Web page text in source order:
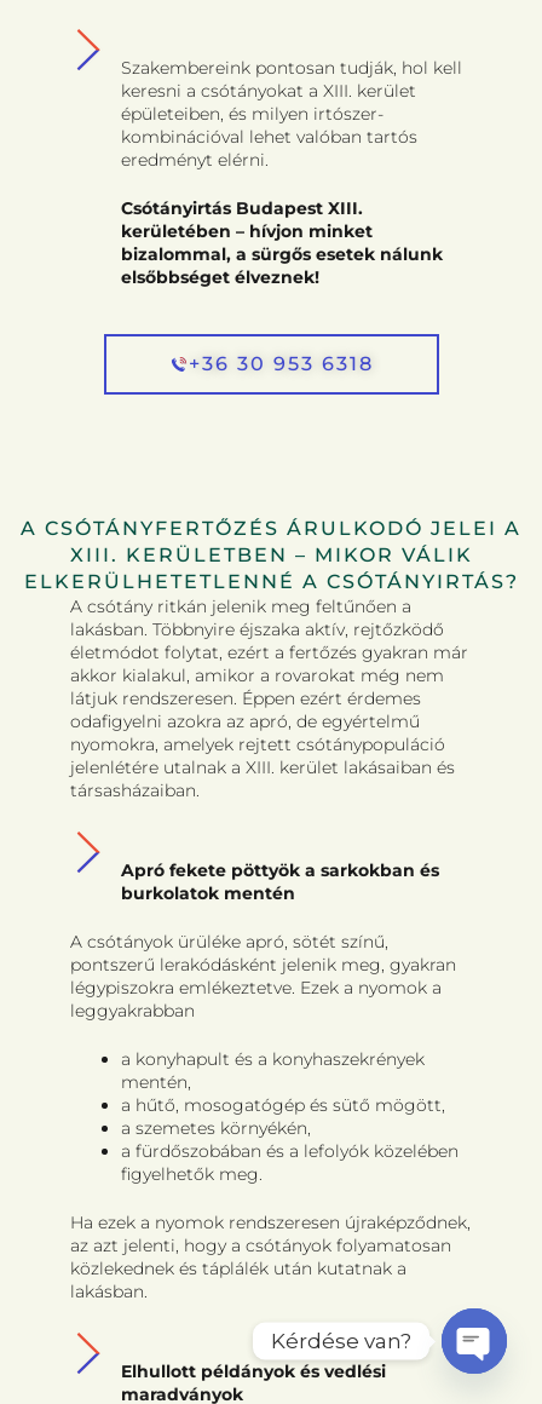
Szakembereink pontosan tudják, hol kell
keresni a csótányokat a XIII. kerület
épületeiben, és milyen irtószer-
kombinációval lehet valóban tartós
eredményt elérni.
Csótányirtás Budapest XIII.
kerületében – hívjon minket
bizalommal, a sürgős esetek nálunk
elsőbbséget élveznek!
+36 30 953 6318
A CSÓTÁNYFERTŐZÉS ÁRULKODÓ JELEI A
XIII. KERÜLETBEN – MIKOR VÁLIK
ELKERÜLHETETLENNÉ A CSÓTÁNYIRTÁS?
A csótány ritkán jelenik meg feltűnően a
lakásban. Többnyire éjszaka aktív, rejtőzködő
életmódot folytat, ezért a fertőzés gyakran már
akkor kialakul, amikor a rovarokat még nem
látjuk rendszeresen. Éppen ezért érdemes
odafigyelni azokra az apró, de egyértelmű
nyomokra, amelyek rejtett csótánypopuláció
jelenlétére utalnak a XIII. kerület lakásaiban és
társasházaiban.
Apró fekete pöttyök a sarkokban és
burkolatok mentén
A csótányok ürüléke apró, sötét színű,
pontszerű lerakódásként jelenik meg, gyakran
légypiszokra emlékeztetve. Ezek a nyomok a
leggyakrabban
a konyhapult és a konyhaszekrények
mentén,
a hűtő, mosogatógép és sütő mögött,
a szemetes környékén,
a fürdőszobában és a lefolyók közelében
figyelhetők meg.
Ha ezek a nyomok rendszeresen újraképződnek,
az azt jelenti, hogy a csótányok folyamatosan
közlekednek és táplálék után kutatnak a
lakásban.
Elhullott példányok és vedlési
maradványok
Kérdése van?